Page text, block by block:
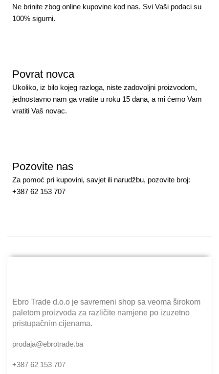
Ne brinite zbog online kupovine kod nas. Svi Vaši podaci su
100% sigurni.
Povrat novca
Ukoliko, iz bilo kojeg razloga, niste zadovoljni proizvodom,
jednostavno nam ga vratite u roku 15 dana, a mi ćemo Vam
vratiti Vaš novac.
Pozovite nas
Za pomoć pri kupovini, savjet ili narudžbu, pozovite broj:
+387 62 153 707
Ebro Trade d.o.o je savremeni shop sa veoma širokom
paletom proizvoda za različite namjene po izuzetno
pristupačnim cijenama.
prodaja@ebrotrade.ba
+387 62 153 707